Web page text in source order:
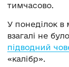
тимчасово.
У понеділок в
взагалі не
підводний
«калібр».